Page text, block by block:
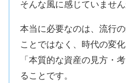
そんな風に感じていません
本当に必要なのは、流行
ことではなく、時代の変
「本質的な資産の見方・
ることです。